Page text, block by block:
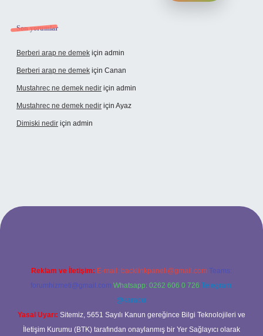
Son yorumlar
Berberi arap ne demek için admin
Berberi arap ne demek için Canan
Mustahrec ne demek nedir için admin
Mustahrec ne demek nedir için Ayaz
Dimiski nedir için admin
tulipbett.net/
Reklam ve İletişim: E-mail: backlinkpaneli@gmail.com Teams:
forumhizmeti@gmail.com Whatsapp: 0262 606 0 726 Telegram:
@karabul
Yasal Uyarı: Sitemiz, 5651 Sayılı Kanun gereğince Bilgi Teknolojileri ve
İletişim Kurumu (BTK) tarafından onaylanmış bir Yer Sağlayıcı olarak